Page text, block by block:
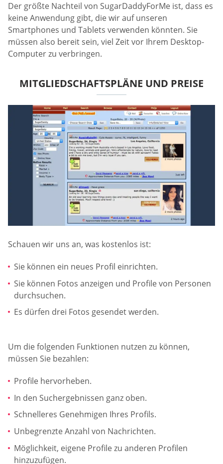
Der größte Nachteil von SugarDaddyForMe ist, dass es
keine Anwendung gibt, die wir auf unseren
Smartphones und Tablets verwenden könnten. Sie
müssen also bereit sein, viel Zeit vor Ihrem Desktop-
Computer zu verbringen.
MITGLIEDSCHAFTSPLÄNE UND PREISE
Schauen wir uns an, was kostenlos ist:
Sie können ein neues Profil einrichten.
Sie können Fotos anzeigen und Profile von Personen
durchsuchen.
Es dürfen drei Fotos gesendet werden.
Um die folgenden Funktionen nutzen zu können,
müssen Sie bezahlen:
Profile hervorheben.
In den Suchergebnissen ganz oben.
Schnelleres Genehmigen Ihres Profils.
Unbegrenzte Anzahl von Nachrichten.
Möglichkeit, eigene Profile zu anderen Profilen
hinzuzufügen.